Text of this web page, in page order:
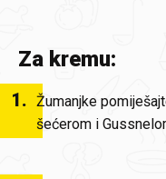
Za kremu:
1. Žumanjke
šećerom i